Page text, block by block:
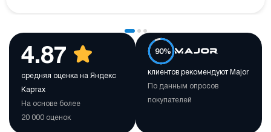
4.87
средняя оценка на Яндекс
Картах
На основе более
20 000 оценок
90%
клиентов рекомендуют Major
По данным опросов
покупателей